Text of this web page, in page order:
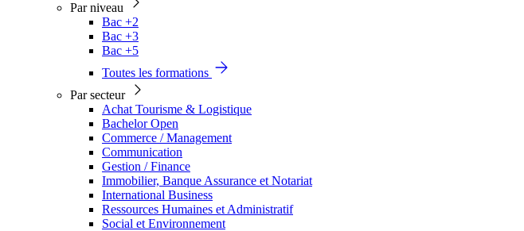
Par niveau
Bac +2
Bac +3
Bac +5
Toutes les formations
Par secteur
Achat Tourisme & Logistique
Bachelor Open
Commerce / Management
Communication
Gestion / Finance
Immobilier, Banque Assurance et Notariat
International Business
Ressources Humaines et Administratif
Social et Environnement